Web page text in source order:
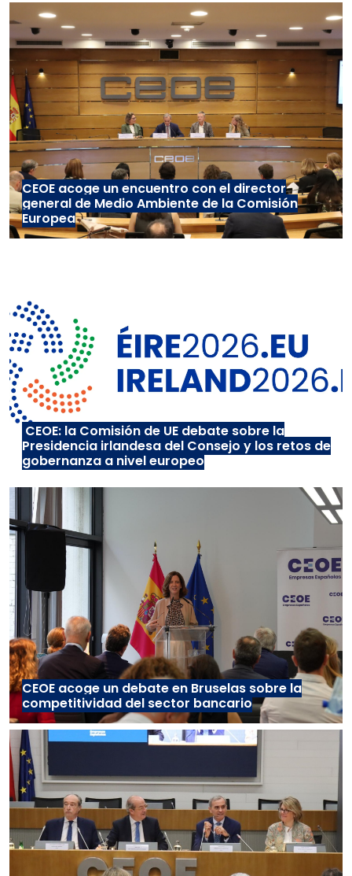
CEOE acoge un encuentro con el director
general de Medio Ambiente de la Comisión
Europea
CEOE: la Comisión de UE debate sobre la
Presidencia irlandesa del Consejo y los retos de
gobernanza a nivel europeo
CEOE acoge un debate en Bruselas sobre la
competitividad del sector bancario